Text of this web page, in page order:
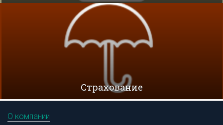
Cтрахование
О компании